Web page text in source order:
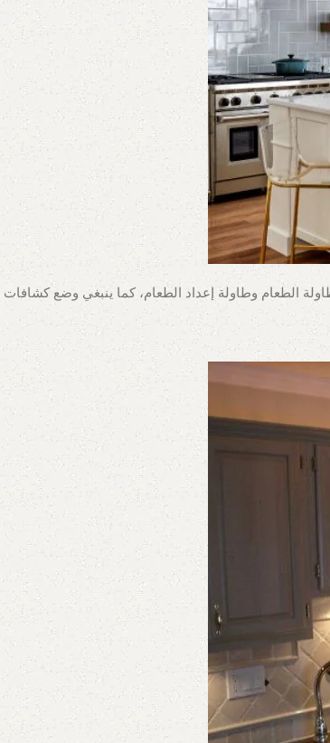
الطعام وطاولة إعداد الطعام، كما ينبغي وضع كشافات